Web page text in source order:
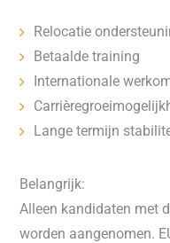
Relocatie
Betaalde training
Internationale
Lange termijn
Belangrijk:
Alleen kandidaten met
worden aangenomen.